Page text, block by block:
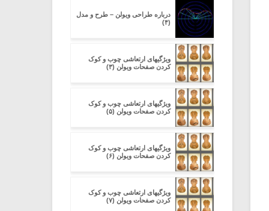
درباره طراحی ویولن – طرح و مدل
(۴)
ویژگیهای ارتعاشی چوب و کوک
کردن صفحات ویولن (۳)
ویژگیهای ارتعاشی چوب و کوک
کردن صفحات ویولن (۵)
ویژگیهای ارتعاشی چوب و کوک
کردن صفحات ویولن (۶)
ویژگیهای ارتعاشی چوب و کوک
کردن صفحات ویولن (۷)